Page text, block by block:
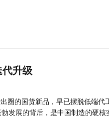
代升级
圈的国货新品，早已摆脱低端
发展的背后，是中国制造的硬核